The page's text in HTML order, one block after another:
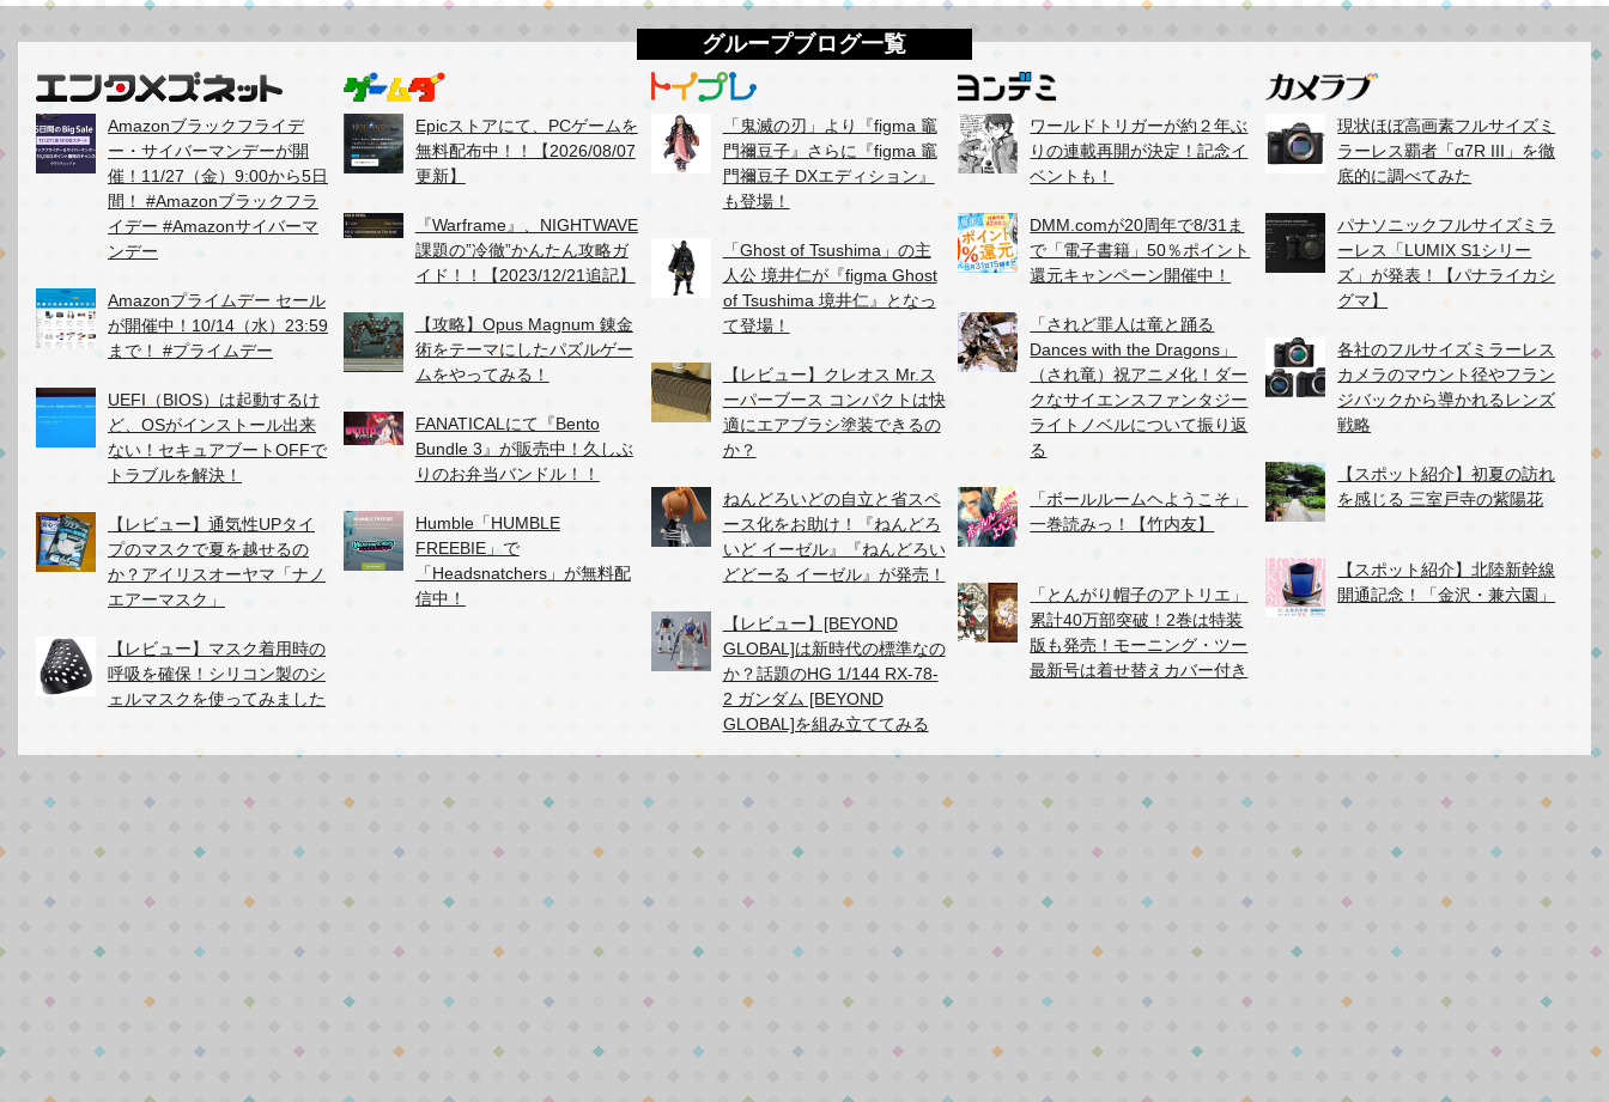
グループブログ一覧
Amazonブラックフライデ
ー・サイバーマンデーが開
催！11/27（金）9:00から5日
間！ #Amazonブラックフラ
イデー #Amazonサイバーマ
ンデー
Amazonプライムデー セール
が開催中！10/14（水）23:59
まで！ #プライムデー
UEFI（BIOS）は起動するけ
ど、OSがインストール出来
ない！セキュアブートOFFで
トラブルを解決！
【レビュー】通気性UPタイ
プのマスクで夏を越せるの
か？アイリスオーヤマ「ナノ
エアーマスク」
【レビュー】マスク着用時の
呼吸を確保！シリコン製のシ
ェルマスクを使ってみました
Epicストアにて、PCゲームを
無料配布中！！【2026/08/07
更新】
『Warframe』、NIGHTWAVE
課題の”冷徹”かんたん攻略ガ
イド！！【2023/12/21追記】
【攻略】Opus Magnum 錬金
術をテーマにしたパズルゲー
ムをやってみる！
FANATICALにて『Bento
Bundle 3』が販売中！久しぶ
りのお弁当バンドル！！
Humble「HUMBLE
FREEBIE」で
「Headsnatchers」が無料配
信中！
「鬼滅の刃」より『figma 竈
門禰豆子』さらに『figma 竈
門禰豆子 DXエディション』
も登場！
「Ghost of Tsushima」の主
人公 境井仁が『figma Ghost
of Tsushima 境井仁』となっ
て登場！
【レビュー】クレオス Mr.ス
ーパーブース コンパクトは快
適にエアブラシ塗装できるの
か？
ねんどろいどの自立と省スペ
ース化をお助け！『ねんどろ
いど イーゼル』『ねんどろい
どどーる イーゼル』が発売！
【レビュー】[BEYOND
GLOBAL]は新時代の標準なの
か？話題のHG 1/144 RX-78-
2 ガンダム [BEYOND
GLOBAL]を組み立ててみる
ワールドトリガーが約２年ぶ
りの連載再開が決定！記念イ
ベントも！
DMM.comが20周年で8/31ま
で「電子書籍」50％ポイント
還元キャンペーン開催中！
「されど罪人は竜と踊る
Dances with the Dragons」
（され竜）祝アニメ化！ダー
クなサイエンスファンタジー
ライトノベルについて振り返
る
「ボールルームヘようこそ」
一巻読みっ！【竹内友】
「とんがり帽子のアトリエ」
累計40万部突破！2巻は特装
版も発売！モーニング・ツー
最新号は着せ替えカバー付き
現状ほぼ高画素フルサイズミ
ラーレス覇者「α7R III」を徹
底的に調べてみた
パナソニックフルサイズミラ
ーレス「LUMIX S1シリー
ズ」が発表！【パナライカシ
グマ】
各社のフルサイズミラーレス
カメラのマウント径やフラン
ジバックから導かれるレンズ
戦略
【スポット紹介】初夏の訪れ
を感じる 三室戸寺の紫陽花
【スポット紹介】北陸新幹線
開通記念！「金沢・兼六園」